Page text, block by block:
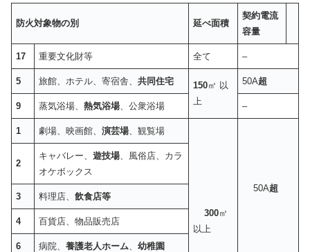
防火対象物の別 延べ面積
契約電流
容量
17 重要文化財等 全て –
5 旅館、ホテル、寄宿舎、共同住宅 150㎡ 以
上
50A超
9 蒸気浴場、熱気浴場、公衆浴場 –
1 劇場、映画館、演芸場、観覧場
300㎡
以上
50A超
2
キャバレー、遊技場、風俗店、カラ
オケボックス
3 料理店、飲食店等
4 百貨店、物品販売店
6 病院、養護老人ホーム 、幼稚園